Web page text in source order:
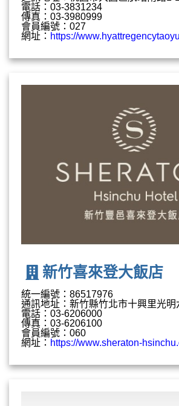
電話：03-3831234
傳真：03-3980999
會員編號：027
網址： https://
新竹喜來登大飯店
統一編號：86517976
通訊地址：新竹縣竹北市十興里光
電話：03-6206000
傳真：03-6206100
會員編號：060
網址： https://www.sheraton-